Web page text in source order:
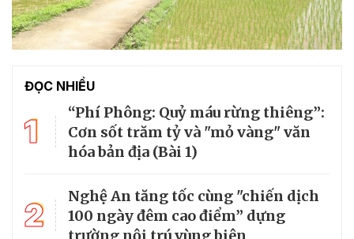
ĐỌC NHIỀU
1
“Phí Phông: Quỷ máu rừng thiêng”:
Cơn sốt trăm tỷ và "mỏ vàng" văn
hóa bản địa (Bài 1)
2
Nghệ An tăng tốc cùng "chiến dịch
100 ngày đêm cao điểm” dựng
trường nội trú vùng biên